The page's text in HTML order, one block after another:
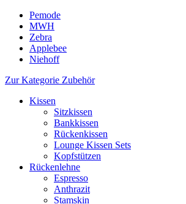
Pemode
MWH
Zebra
Applebee
Niehoff
Zur Kategorie Zubehör
Kissen
Sitzkissen
Bankkissen
Rückenkissen
Lounge Kissen Sets
Kopfstützen
Rückenlehne
Espresso
Anthrazit
Stamskin